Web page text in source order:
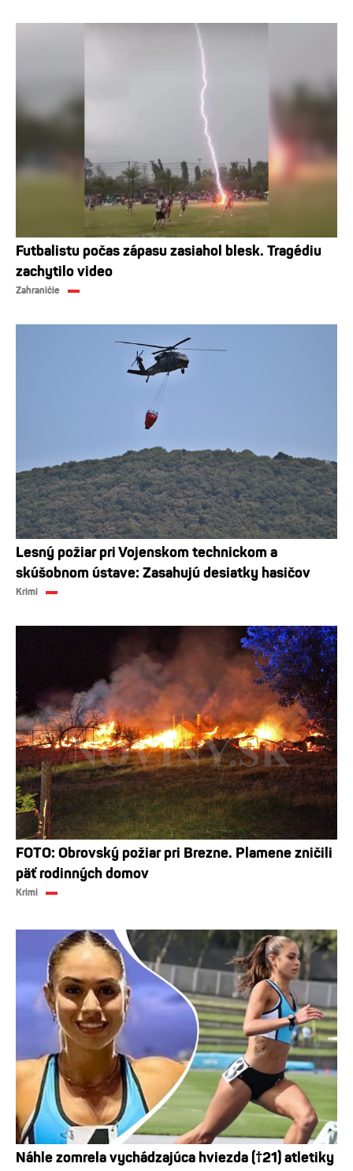
Futbalistu počas zápasu zasiahol blesk. Tragédiu
zachytilo video
Zahraničie
Lesný požiar pri Vojenskom technickom a
skúšobnom ústave: Zasahujú desiatky hasičov
Krimi
FOTO: Obrovský požiar pri Brezne. Plamene zničili
päť rodinných domov
Krimi
Náhle zomrela vychádzajúca hviezda (†21) atletiky